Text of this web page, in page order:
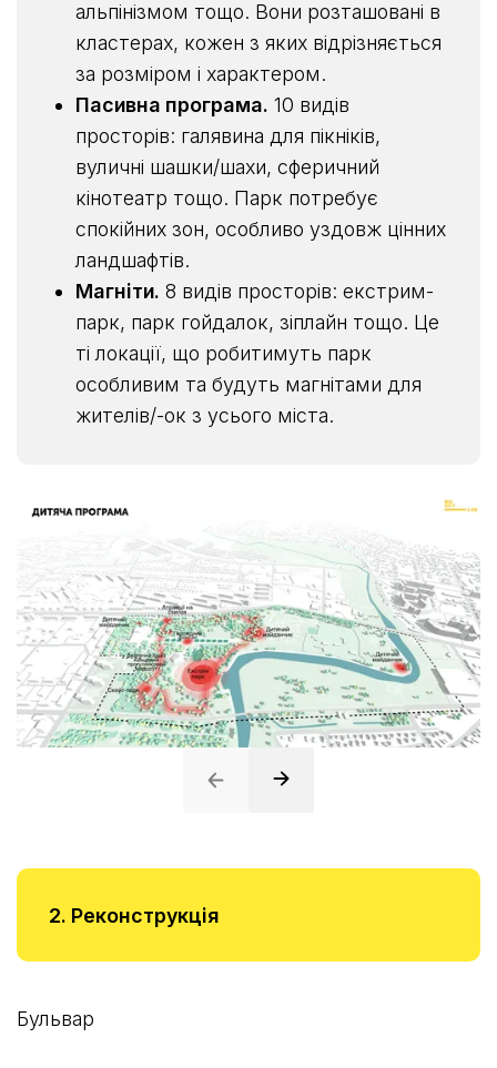
альпінізмом тощо. Вони розташовані в
кластерах, кожен з яких відрізняється
за розміром і характером.
Пасивна програма. 10 видів
просторів: галявина для пікніків,
вуличні шашки/шахи, сферичний
кінотеатр тощо. Парк потребує
спокійних зон, особливо уздовж цінних
ландшафтів.
Магніти. 8 видів просторів: екстрим-
парк, парк гойдалок, зіплайн тощо. Це
ті локації, що робитимуть парк
особливим та будуть магнітами для
жителів/-ок з усього міста.
2. Реконструкція
Бульвар